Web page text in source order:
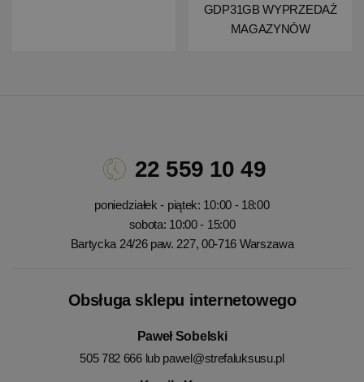
GDP31GB WYPRZEDAŻ
MAGAZYNÓW
22 559 10 49
poniedziałek - piątek: 10:00 - 18:00
sobota: 10:00 - 15:00
Bartycka 24/26 paw. 227, 00-716 Warszawa
Obsługa sklepu internetowego
Paweł Sobelski
505 782 666 lub pawel@strefaluksusu.pl